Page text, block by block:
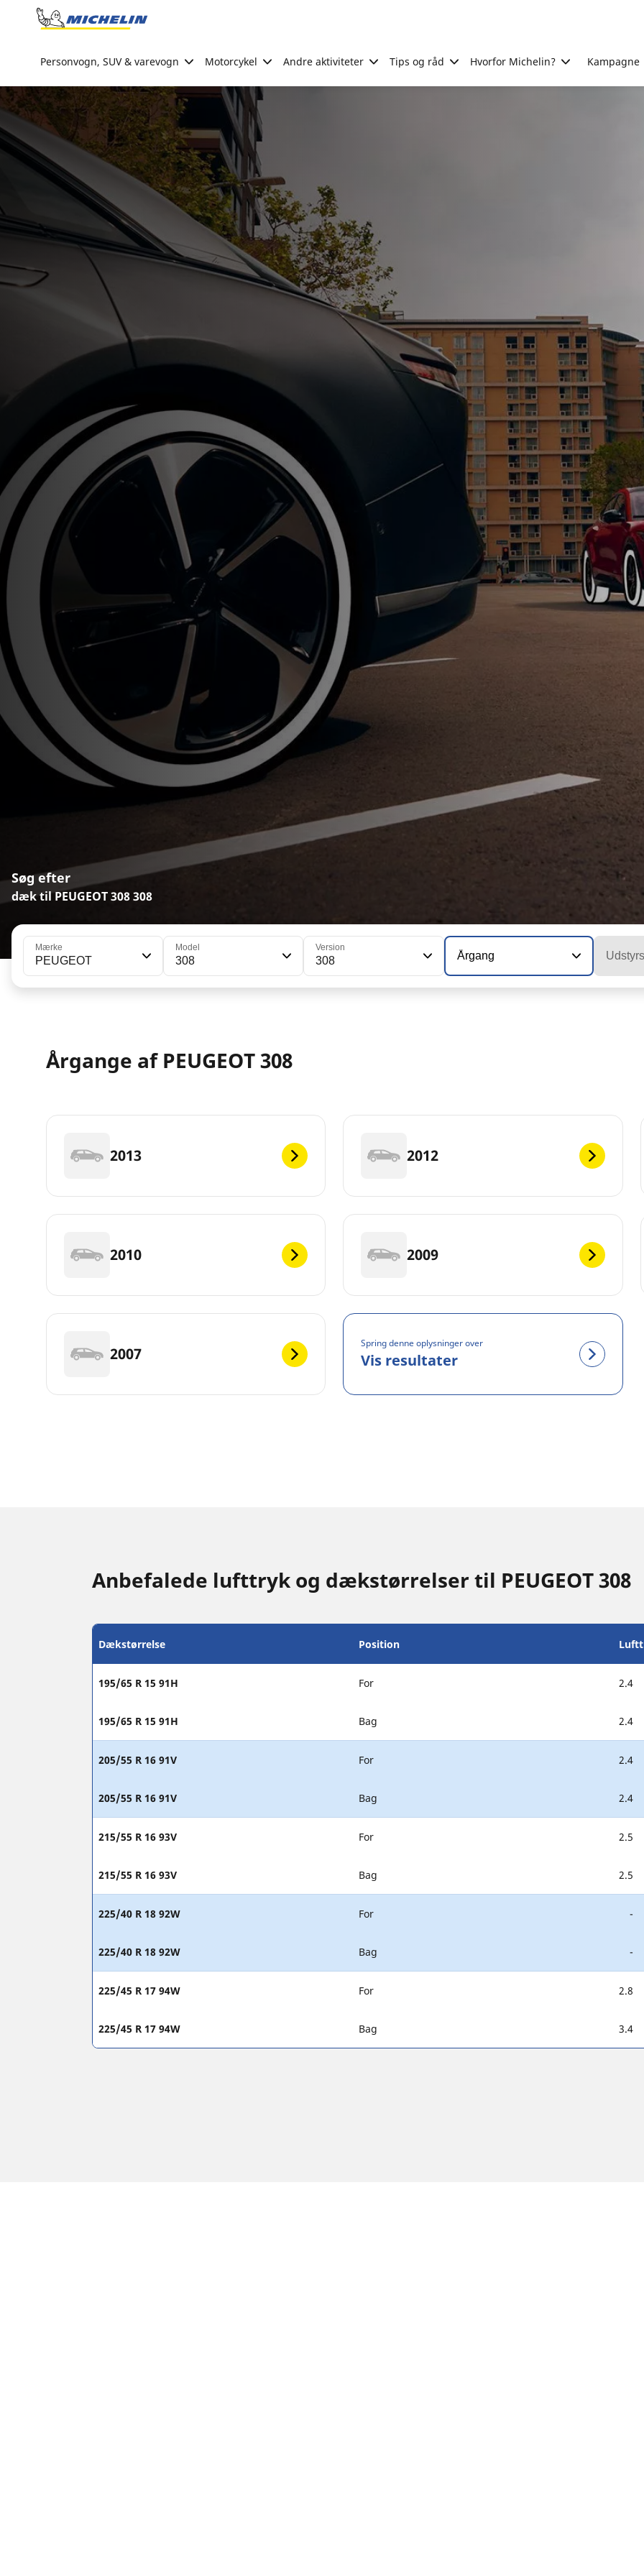
Go to page content
Personvogn, SUV & varevogn Motorcykel Andre aktiviteter Tips og råd Hvorfor Michelin? Kampagne
Søg efter
dæk til PEUGEOT 308 308
Mærke
PEUGEOT
Model
308
Version
308 Årgang
Årgange af PEUGEOT 308
2013 2012
2010 2009
2007
Spring denne oplysninger over
Vis resultater
Anbefalede lufttryk og dækstørrelser til PEUGEOT 308
Dækstørrelse Position
195/65 R 15 91H For 2.4
195/65 R 15 91H Bag 2.4
205/55 R 16 91V For 2.4
205/55 R 16 91V Bag 2.4
215/55 R 16 93V For 2.5
215/55 R 16 93V Bag 2.5
225/40 R 18 92W For -
225/40 R 18 92W Bag -
225/45 R 17 94W For 2.8
225/45 R 17 94W Bag 3.4